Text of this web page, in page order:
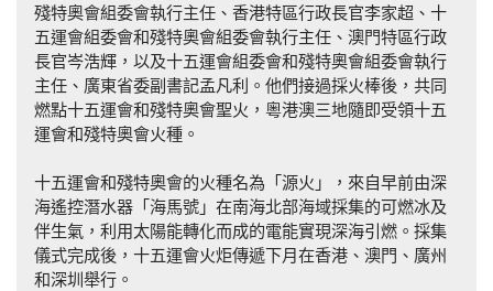
殘特奧會組委會執行主任、香港特區行政長官李家超、十
五運會組委會和殘特奧會組委會執行主任、澳門特區行政
長官岑浩輝，以及十五運會組委會和殘特奧會組委會執行
主任、廣東省委副書記孟凡利。他們接過採火棒後，共同
燃點十五運會和殘特奧會聖火，粵港澳三地隨即受領十五
運會和殘特奧會火種。
十五運會和殘特奧會的火種名為「源火」，來自早前由深
海遙控潛水器「海馬號」在南海北部海域採集的可燃冰及
伴生氣，利用太陽能轉化而成的電能實現深海引燃。採集
儀式完成後，十五運會火炬傳遞下月在香港、澳門、廣州
和深圳舉行。